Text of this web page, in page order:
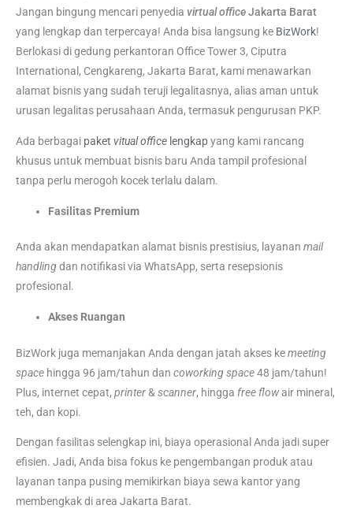
Jangan bingung mencari penyedia virtual officeJakarta Barat
yang lengkap dan terpercaya! Anda bisa langsung ke BizWork!
Berlokasi di gedung perkantoran Office Tower 3, Ciputra
International, Cengkareng, Jakarta Barat, kami menawarkan
alamat bisnis yang sudah teruji legalitasnya, alias aman untuk
urusan legalitas perusahaan Anda, termasuk pengurusan PKP.
Ada berbagai paket vitual office lengkapyang kami rancang
khusus untuk membuat bisnis baru Anda tampil profesional
tanpa perlu merogoh kocek terlalu dalam.
Fasilitas Premium
Anda akan mendapatkan alamat bisnis prestisius, layanan mail
handlingdan notifikasi via WhatsApp, serta resepsionis
profesional.
Akses Ruangan
BizWork juga memanjakan Anda dengan jatah akses kemeeting
space hingga 96 jam/tahun dan coworking space48 jam/tahun!
Plus, internet cepat, printer& scanner, hingga free flowair mineral,
teh, dan kopi.
Dengan fasilitas selengkap ini, biaya operasional Anda jadi super
efisien. Jadi, Anda bisa fokus ke pengembangan produk atau
layanan tanpa pusing memikirkan biaya sewa kantor yang
membengkak di area Jakarta Barat.